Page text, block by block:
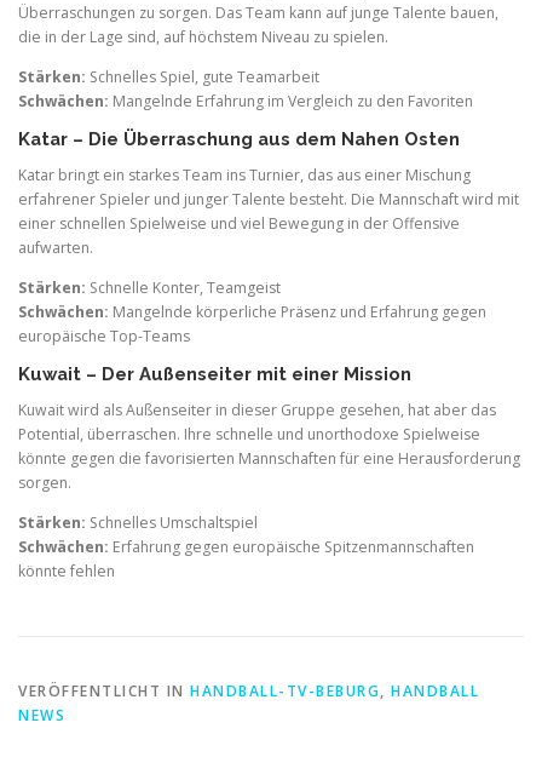
Überraschungen zu sorgen. Das Team kann auf junge Talente bauen,
die in der Lage sind, auf höchstem Niveau zu spielen.
Stärken: Schnelles Spiel, gute Teamarbeit
Schwächen: Mangelnde Erfahrung im Vergleich zu den Favoriten
Katar – Die Überraschung aus dem Nahen Osten
Katar bringt ein starkes Team ins Turnier, das aus einer Mischung
erfahrener Spieler und junger Talente besteht. Die Mannschaft wird mit
einer schnellen Spielweise und viel Bewegung in der Offensive
aufwarten.
Stärken: Schnelle Konter, Teamgeist
Schwächen: Mangelnde körperliche Präsenz und Erfahrung gegen
europäische Top-Teams
Kuwait – Der Außenseiter mit einer Mission
Kuwait wird als Außenseiter in dieser Gruppe gesehen, hat aber das
Potential, überraschen. Ihre schnelle und unorthodoxe Spielweise
könnte gegen die favorisierten Mannschaften für eine Herausforderung
sorgen.
Stärken: Schnelles Umschaltspiel
Schwächen: Erfahrung gegen europäische Spitzenmannschaften
könnte fehlen
VERÖFFENTLICHT IN HANDBALL-TV-BEBURG, HANDBALL
NEWS